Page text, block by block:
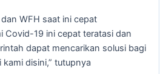
WFH saat ini cepat
Covid-19 ini cepat teratasi dan
dapat mencarikan solusi bagi
disini,” tutupnya